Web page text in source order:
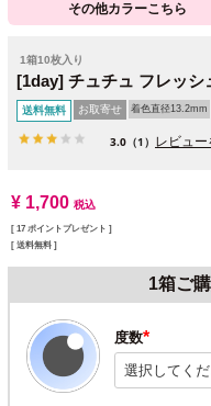
その他カラーこちら
1箱10枚入り
[1day] チュチュ フレッシ
送料無料 お取寄せ 着色直径13.2mm
3.0 （1） レビュー
¥ 1,700 税込
[ 17 ポイントプレゼント ]
送料無料
1箱ご
度数
(必
須)